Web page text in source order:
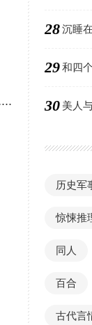
28沉睡
29和四
30 美人
历史军
惊悚推
同人
百合
古代言